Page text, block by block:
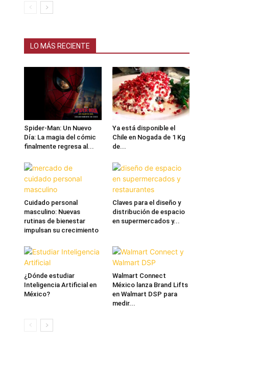
LO MÁS RECIENTE
Spider-Man: Un Nuevo
Día: La magia del cómic
finalmente regresa al...
Ya está disponible el
Chile en Nogada de 1 Kg
de...
Cuidado personal
masculino: Nuevas
rutinas de bienestar
impulsan su crecimiento
Claves para el diseño y
distribución de espacio
en supermercados y...
¿Dónde estudiar
Inteligencia Artificial en
México?
Walmart Connect
México lanza Brand Lifts
en Walmart DSP para
medir...